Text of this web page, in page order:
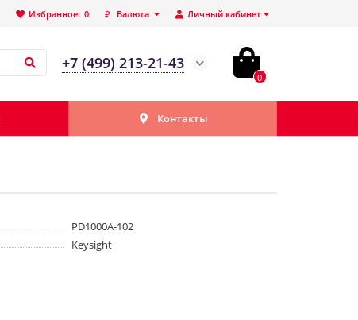
Личный кабинет
₽ Валюта
Избранное: 0
+7 (499) 213-21-43
0
Контакты
PD1000A-102
Keysight